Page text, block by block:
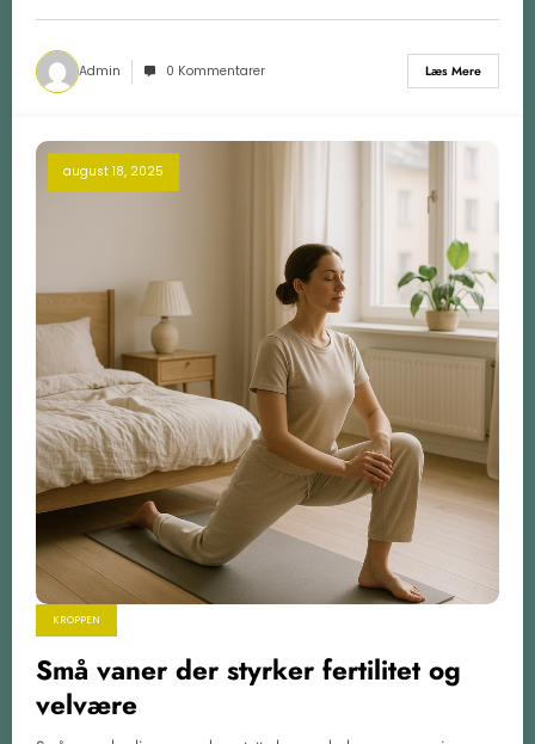
Admin 0 Kommentarer Læs Mere
august 18, 2025
KROPPEN
Små vaner der styrker fertilitet og
velvære